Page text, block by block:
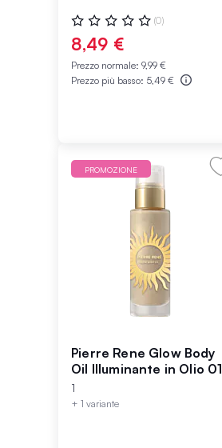
Valutazione:
0%
(0)
8,49 €
Prezzo normale: 9,99 €
Prezzo più basso: 5,49 €
PROMOZIONE
Pierre Rene Glow Body
Oil Illuminante in Olio 01
1
+ 1 variante